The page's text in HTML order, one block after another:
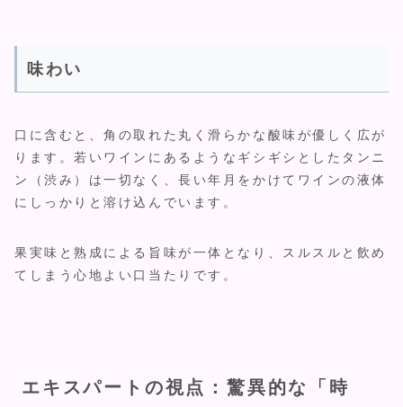
味わい
口に含むと、角の取れた丸く滑らかな酸味が優しく広が
ります。若いワインにあるようなギシギシとしたタンニ
ン（渋み）は一切なく、長い年月をかけてワインの液体
にしっかりと溶け込んでいます。
果実味と熟成による旨味が一体となり、スルスルと飲め
てしまう心地よい口当たりです。
エキスパートの視点：驚異的な「時